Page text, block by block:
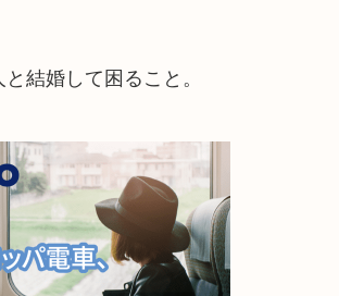
結婚して困ること。